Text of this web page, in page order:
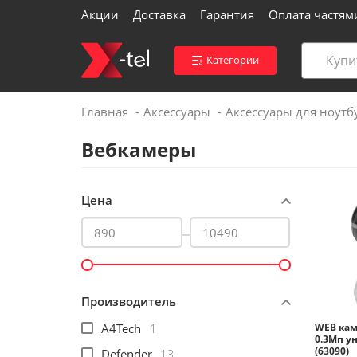
Акции Доставка Гарантия Оплата
Категории
Главная Аксессуары Аксессуары для
Вебкамеры
Цена
Производитель
A4Tech
1
Defender 13
WEB
0.3Мп
(63090)
Войти
Контакты магазинов
Каталог
Акции
Доставка